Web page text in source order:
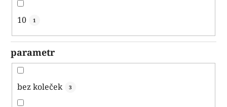
10 1
parametr
bez koleček 3